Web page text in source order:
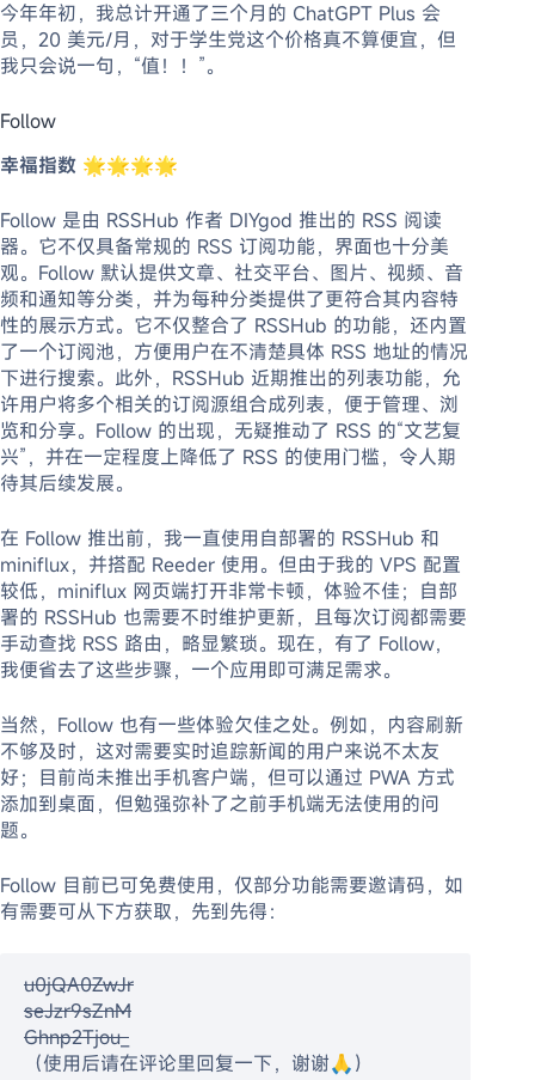
今年年初，我总计开通了三个月的 ChatGPT Plus 会
员，20 美元/月，对于学生党这个价格真不算便宜，但
我只会说一句，“值！！”。
Follow
幸福指数 🌟🌟🌟🌟
Follow 是由 RSSHub 作者 DIYgod 推出的 RSS 阅读
器。它不仅具备常规的 RSS 订阅功能，界面也十分美
观。Follow 默认提供文章、社交平台、图片、视频、音
频和通知等分类，并为每种分类提供了更符合其内容特
性的展示方式。它不仅整合了 RSSHub 的功能，还内置
了一个订阅池，方便用户在不清楚具体 RSS 地址的情况
下进行搜索。此外，RSSHub 近期推出的列表功能，允
许用户将多个相关的订阅源组合成列表，便于管理、浏
览和分享。Follow 的出现，无疑推动了 RSS 的“文艺复
兴”，并在一定程度上降低了 RSS 的使用门槛，令人期
待其后续发展。
在 Follow 推出前，我一直使用自部署的 RSSHub 和
miniflux，并搭配 Reeder 使用。但由于我的 VPS 配置
较低，miniflux 网页端打开非常卡顿，体验不佳；自部
署的 RSSHub 也需要不时维护更新，且每次订阅都需要
手动查找 RSS 路由，略显繁琐。现在，有了 Follow，
我便省去了这些步骤，一个应用即可满足需求。
当然，Follow 也有一些体验欠佳之处。例如，内容刷新
不够及时，这对需要实时追踪新闻的用户来说不太友
好；目前尚未推出手机客户端，但可以通过 PWA 方式
添加到桌面，但勉强弥补了之前手机端无法使用的问
题。
Follow 目前已可免费使用，仅部分功能需要邀请码，如
有需要可从下方获取，先到先得：
u0jQA0ZwJr
seJzr9sZnM
Ghnp2Tjou_
（使用后请在评论里回复一下，谢谢🙏）